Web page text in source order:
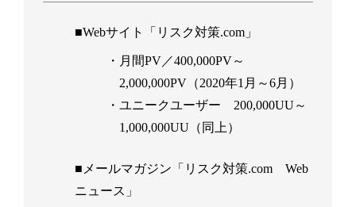
■Webサイト「リスク対策.com」
・月間PV／400,000PV～
2,000,000PV（2020年1月～6月）
・ユニークユーザー 200,000UU～
1,000,000UU（同上）
■メールマガジン「リスク対策.com Web
ニュース」